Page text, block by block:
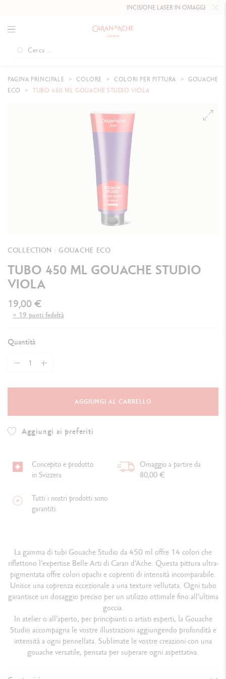
INCISIONE LASER IN OMAGGIO FINO AL
PAGINA PRINCIPALE COLORE COLORI PER PITTURA
GOUACHE
ECO
TUBO 450 ML GOUACHE STUDIO VIOLA
COLLECTION : GOUACHE ECO
TUBO 450 ML GOUACHE STUDIO
VIOLA
19,00 €
+ 19 punti fedeltà
Quantità
AGGIUNGI AL CARRELLO
Aggiungi ai preferiti
Concepito e prodotto
in Svizzera
Omaggio a partire da
80,00 €
Tutti i nostri prodotti sono
garantiti.
La gamma di tubi Gouache Studio da 450 ml offre 14 colori che
riflettono l’expertise Belle Arti di Caran d’Ache. Questa pittura ultra-
pigmentata offre colori opachi e coprenti di intensità incomparabile.
Unisce una coprenza eccezionale a una texture vellutata. Ogni tubo
garantisce un dosaggio preciso per un utilizzo ottimale fino all’ultima
goccia.
In atelier o all’aperto, per principianti o artisti esperti, la Gouache
Studio accompagna le vostre illustrazioni aggiungendo profondità e
intensità a ogni pennellata. Sublimate le vostre creazioni con una
gouache versatile, pensata per superare ogni aspettativa.